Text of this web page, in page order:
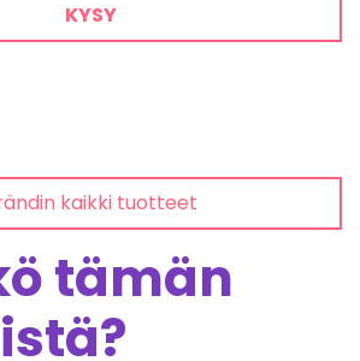
KYSY
kaikki tuotteet
tämän